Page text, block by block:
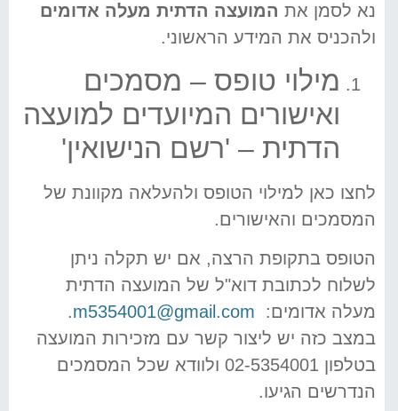
נא לסמן את המועצה הדתית מעלה אדומים
ולהכניס את המידע הראשוני.
מילוי טופס – מסמכים
ואישורים המיועדים למועצה
הדתית – 'רשם הנישואין'
לחצו כאן למילוי הטופס ולהעלאה מקוונת של
המסמכים והאישורים.
הטופס בתקופת הרצה, אם יש תקלה ניתן
לשלוח לכתובת דוא"ל של המועצה הדתית
מעלה אדומים: m5354001@gmail.com
.
במצב כזה יש ליצור קשר עם מזכירות המועצה
בטלפון 02-5354001 ולוודא שכל המסמכים
הנדרשים הגיעו.